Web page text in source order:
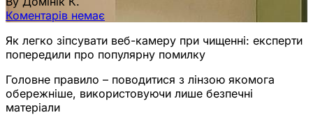
Коментарів немає
Як легко зіпсувати веб-камеру при чищенні: експерти
попередили про популярну помилку
Головне правило – поводитися з лінзою якомога
обережніше, використовуючи лише безпечні
матеріали